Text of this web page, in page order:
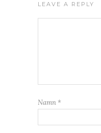
LEAVE A REPLY
Namn *